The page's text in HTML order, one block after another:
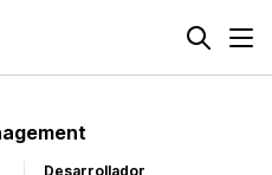
Desarrollador